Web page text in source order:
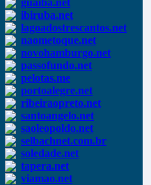
guaiba.net
ibiruba.net
lagoadostrescantos.net
naometoque.net
novohamburgo.net
passofundo.net
pelotas.me
portoalegre.net
ribeiraopreto.net
santoangelo.net
saoleopoldo.net
selbachnet.com.br
soledade.net
tapera.net
viamao.net